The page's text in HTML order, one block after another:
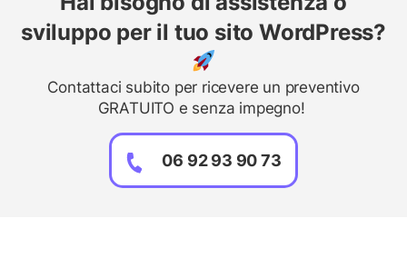
sviluppo per il tuo sito WordPress?
Contattaci subito per ricevere un preventivo
GRATUITO e senza impegno!
06 92 93 90 73